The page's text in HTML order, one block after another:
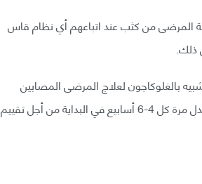
المرضى من كثب عند اتباعهم أي نظام قاس
ذلك.
«مع زيادة استخدام الدواء تيرزيباتيد ونظراء الببتيد 1 الشبيه بالغلوكاجون لعلاج المرضى المصابين
بالسمنة، ننصح بمتابعة المرضى الذين يتناولون تيرزيباتيد من كثب، بمعدل مرة كل 4-6 أسابيع في البداية من أجل تقييم